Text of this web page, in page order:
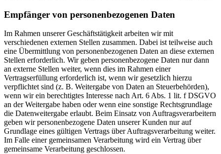
Empfänger von personenbezogenen Daten
Im Rahmen unserer Geschäftstätigkeit arbeiten wir mit
verschiedenen externen Stellen zusammen. Dabei ist teilweise auch
eine Übermittlung von personenbezogenen Daten an diese externen
Stellen erforderlich. Wir geben personenbezogene Daten nur dann
an externe Stellen weiter, wenn dies im Rahmen einer
Vertragserfüllung erforderlich ist, wenn wir gesetzlich hierzu
verpflichtet sind (z. B. Weitergabe von Daten an Steuerbehörden),
wenn wir ein berechtigtes Interesse nach Art. 6 Abs. 1 lit. f DSGVO
an der Weitergabe haben oder wenn eine sonstige Rechtsgrundlage
die Datenweitergabe erlaubt. Beim Einsatz von Auftragsverarbeitern
geben wir personenbezogene Daten unserer Kunden nur auf
Grundlage eines gültigen Vertrags über Auftragsverarbeitung weiter.
Im Falle einer gemeinsamen Verarbeitung wird ein Vertrag über
gemeinsame Verarbeitung geschlossen.